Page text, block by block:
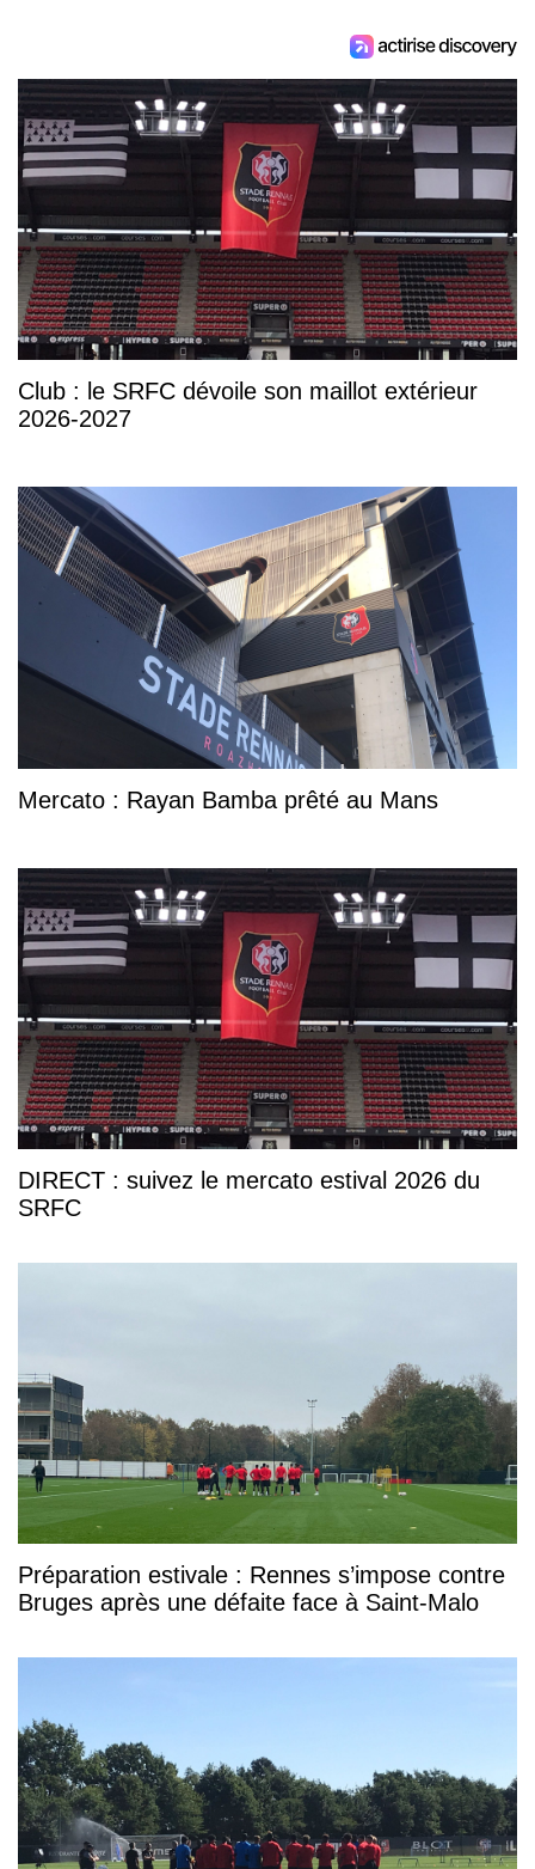
Club : le SRFC dévoile son maillot extérieur
2026-2027
Mercato : Rayan Bamba prêté au Mans
DIRECT : suivez le mercato estival 2026 du
SRFC
Préparation estivale : Rennes s’impose contre
Bruges après une défaite face à Saint-Malo